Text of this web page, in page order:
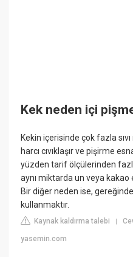
Kek neden içi
Kekin içerisinde çok fazla
harcı cıvıklaşır ve pişirme
yüzden tarif ölçülerinden
aynı miktarda un veya
Bir diğer neden ise,
kullanmaktır.
Kaynak kaldırma talebi |
yasemin.com